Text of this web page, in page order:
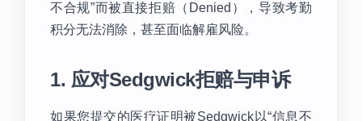
不合规”而被直接拒赔（Denied），导致考勤
积分无法消除，甚至面临解雇风险。
1. 应对Sedgwick拒赔与申诉
如果您提交的医疗证明被Sedgwick以“信息不